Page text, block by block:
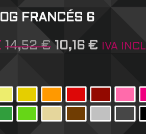
FRANCÉS 6
14,52€ 10,16 € IVA INCL